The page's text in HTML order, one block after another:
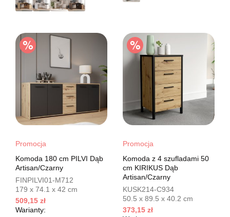
Promocja
Komoda 180 cm PILVI Dąb
Artisan/Czarny
FINPILVI01-M712
179 x 74.1 x 42 cm
509,15 zł
Warianty:
Promocja
Komoda z 4 szufladami 50
cm KIRIKUS Dąb
Artisan/Czarny
KUSK214-C934
50.5 x 89.5 x 40.2 cm
373,15 zł